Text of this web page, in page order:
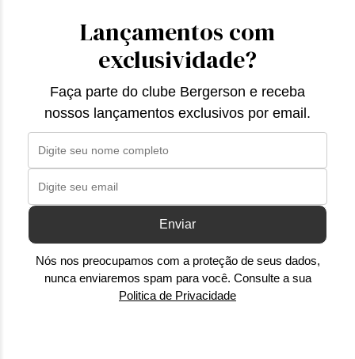
Lançamentos com
exclusividade?
Faça parte do clube Bergerson e receba
nossos lançamentos exclusivos por email.
Enviar
Nós nos preocupamos com a proteção de seus dados,
nunca enviaremos spam para você. Consulte a sua
Politica de Privacidade